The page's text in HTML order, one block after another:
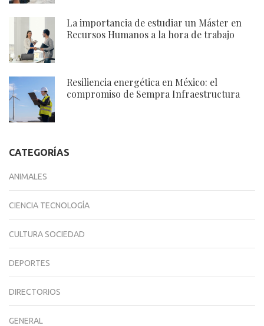
La importancia de estudiar un Máster en
Recursos Humanos a la hora de trabajo
Resiliencia energética en México: el
compromiso de Sempra Infraestructura
CATEGORÍAS
ANIMALES
CIENCIA TECNOLOGÍA
CULTURA SOCIEDAD
DEPORTES
DIRECTORIOS
GENERAL